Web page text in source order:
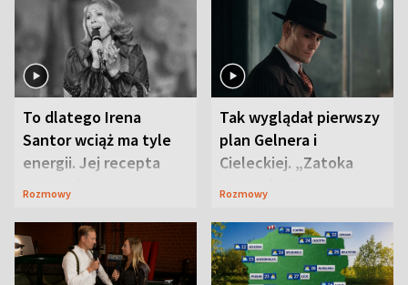
To dlatego Irena
Santor wciąż ma tyle
energii. Jej recepta
jest zaskakująco
Rozmowy
Tak wyglądał pierwszy
plan Gelnera i
Cieleckiej. „Zatoka
szpiegów” od razu ich
Rozmowy